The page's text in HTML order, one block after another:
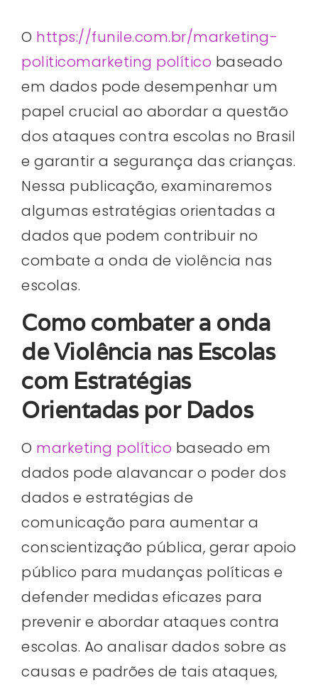
O https://funile.com.br/marketing-
politicomarketing político baseado
em dados pode desempenhar um
papel crucial ao abordar a questão
dos ataques contra escolas no Brasil
e garantir a segurança das crianças.
Nessa publicação, examinaremos
algumas estratégias orientadas a
dados que podem contribuir no
combate a onda de violência nas
escolas.
Como combater a onda
de Violência nas Escolas
com Estratégias
Orientadas por Dados
O marketing político baseado em
dados pode alavancar o poder dos
dados e estratégias de
comunicação para aumentar a
conscientização pública, gerar apoio
público para mudanças políticas e
defender medidas eficazes para
prevenir e abordar ataques contra
escolas. Ao analisar dados sobre as
causas e padrões de tais ataques,